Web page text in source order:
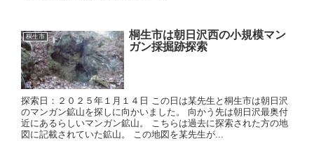
桐生市
桐生市は朝日沢西の小規模マン
ガン採掘跡探索
探索日：２０２５年１月１４日 この日は某先生と桐生市は朝日沢
のマンガン鉱山を探しに向かいました。 向かう先は朝日沢最奥付
近にあるらしいマンガン鉱山。 こちらは過去に探索された方の地
図に記載されていた鉱山。 この地図を某先生が...